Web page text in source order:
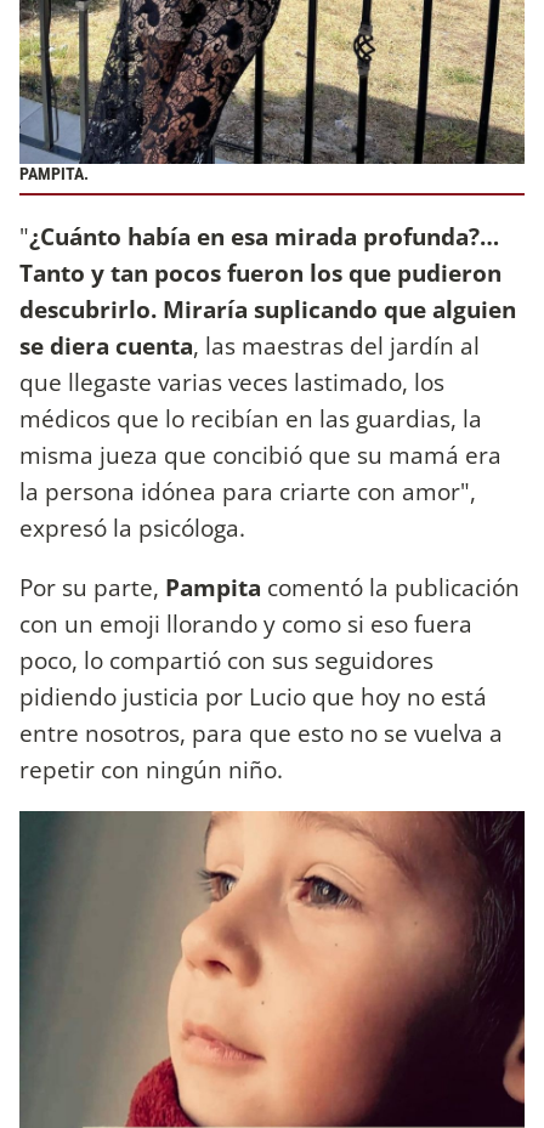
PAMPITA.
"¿Cuánto había en esa mirada profunda?…
Tanto y tan pocos fueron los que pudieron
descubrirlo. Miraría suplicando que alguien
se diera cuenta, las maestras del jardín al
que llegaste varias veces lastimado, los
médicos que lo recibían en las guardias, la
misma jueza que concibió que su mamá era
la persona idónea para criarte con amor",
expresó la psicóloga.
Por su parte, Pampita comentó la publicación
con un emoji llorando y como si eso fuera
poco, lo compartió con sus seguidores
pidiendo justicia por Lucio que hoy no está
entre nosotros, para que esto no se vuelva a
repetir con ningún niño.